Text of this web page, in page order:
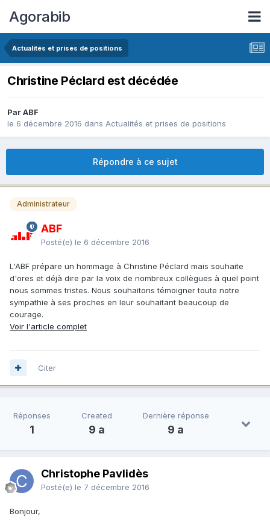
Agorabib
Actualités et prises de positions
Christine Péclard est décédée
Par ABF
le 6 décembre 2016 dans Actualités et prises de positions
Répondre à ce sujet
Administrateur
ABF
Posté(e) le 6 décembre 2016
L'ABF prépare un hommage à Christine Péclard mais souhaite
d'ores et déjà dire par la voix de nombreux collègues à quel point
nous sommes tristes. Nous souhaitons témoigner toute notre
sympathie à ses proches en leur souhaitant beaucoup de
courage.
Voir l'article complet
Citer
Réponses
1
Created
9 a
Dernière réponse
9 a
Christophe Pavlidès
Posté(e) le 7 décembre 2016
Bonjour,